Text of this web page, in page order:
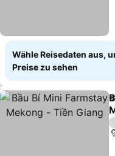
Wähle Reisedaten aus,
Preise zu sehen